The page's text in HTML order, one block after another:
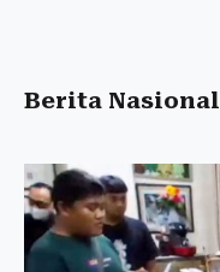
Berita Nasional